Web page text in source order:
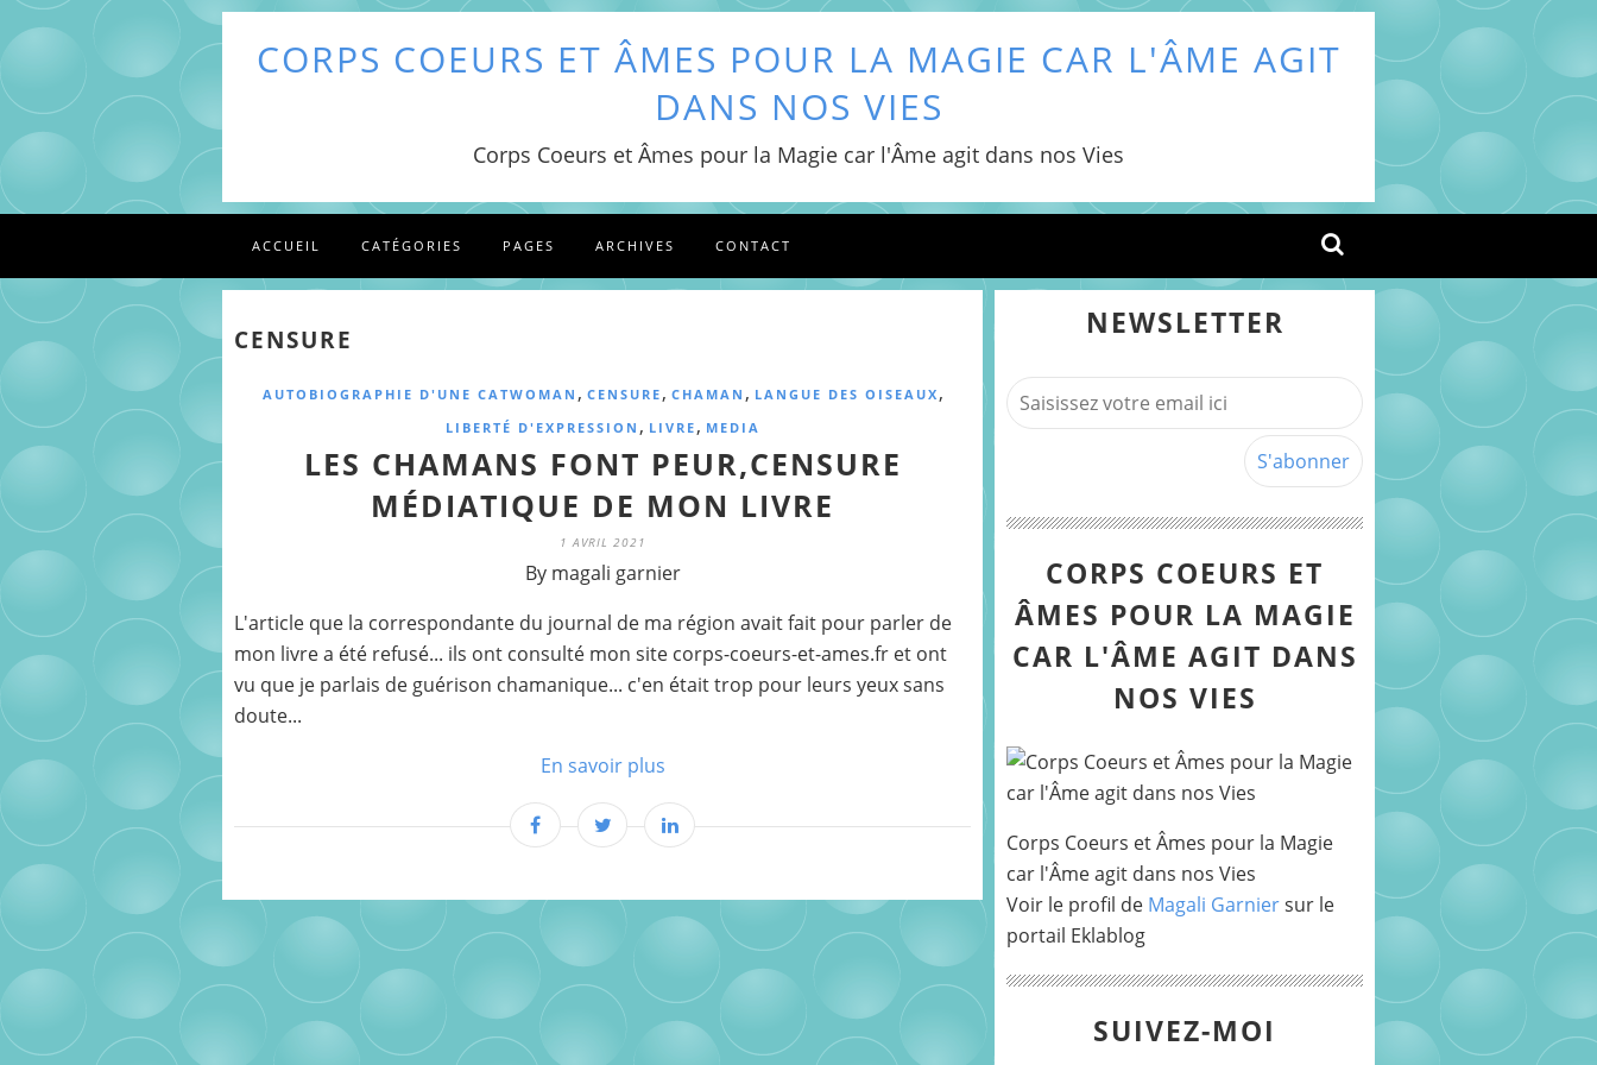
CORPS COEURS ET ÂMES POUR LA MAGIE CAR L'ÂME AGIT
DANS NOS VIES
Corps Coeurs et Âmes pour la Magie car l'Âme agit dans nos Vies
ACCUEIL CATÉGORIES PAGES ARCHIVES CONTACT
CENSURE
AUTOBIOGRAPHIE D'UNE CATWOMAN , CENSURE, CHAMAN , LANGUE DES OISEAUX,
LIBERTÉ D'EXPRESSION , LIVRE, MEDIA
LES CHAMANS FONT PEUR,CENSURE
MÉDIATIQUE DE MON LIVRE
1 AVRIL 2021
By magali garnier
L'article que la correspondante du journal de ma région avait fait pour parler de
mon livre a été refusé... ils ont consulté mon site corps-coeurs-et-ames.fr et ont
vu que je parlais de guérison chamanique... c'en était trop pour leurs yeux sans
doute...
En savoir plus
NEWSLETTER
CORPS COEURS ET
ÂMES POUR LA MAGIE
CAR L'ÂME AGIT DANS
NOS VIES
Corps Coeurs et Âmes pour la Magie
car l'Âme agit dans nos Vies
Voir le profil de Magali Garniersur le
portail Eklablog
SUIVEZ-MOI